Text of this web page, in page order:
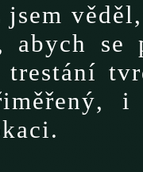
jsem
abych se
i